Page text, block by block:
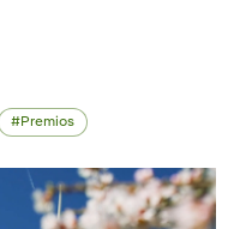
impulsamos una
impulsamos una
Iberdrola
Premios